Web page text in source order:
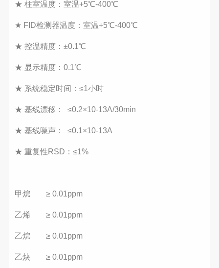
★柱室温度：室温+5℃-400℃
★ FID检测器温度：室温+5℃-400℃
★控温精度：±0.1℃
★ 显示精度：0.1℃
★ 系统稳定时间：≤1小时
★基线漂移： ≤0.2×10-13A/30min
★基线噪声： ≤0.1×10-13A
★重复性RSD：≤1%
甲烷 ≥ 0.01ppm
乙烯 ≥ 0.01ppm
乙烷 ≥ 0.01ppm
乙炔 ≥ 0.01ppm